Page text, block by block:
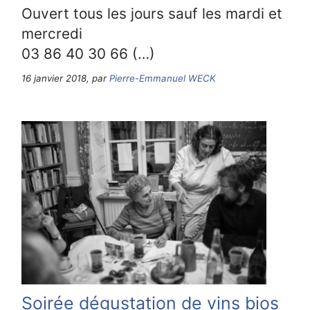
Ouvert tous les jours sauf les mardi et
mercredi
03 86 40 30 66 (…)
16 janvier 2018, parPierre-Emmanuel WECK
Soirée dégustation de vins bios